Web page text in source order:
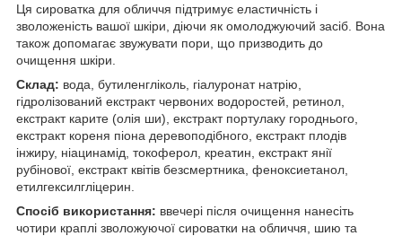
Ця сироватка для обличчя підтримує еластичність і
зволоженість вашої шкіри, діючи як омолоджуючий засіб. Вона
також допомагає звужувати пори, що призводить до
очищення шкіри.
Склад: вода, бутиленгліколь, гіалуронат натрію,
гідролізований екстракт червоних водоростей, ретинол,
екстракт карите (олія ши), екстракт портулаку городнього,
екстракт кореня піона деревоподібного, екстракт плодів
інжиру, ніацинамід, токоферол, креатин, екстракт янії
рубінової, екстракт квітів безсмертника, феноксиетанол,
етилгексилгліцерин.
Спосіб використання: ввечері після очищення нанесіть
чотири краплі зволожуючої сироватки на обличчя, шию та